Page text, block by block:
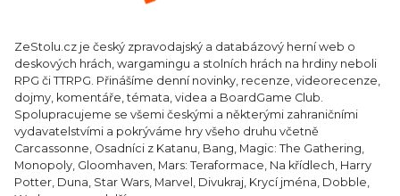
ZeStolu.cz je český zpravodajský a databázový herní web o
deskových hrách, wargamingu a stolních hrách na hrdiny neboli
RPG či TTRPG. Přinášíme denní novinky, recenze, videorecenze,
dojmy, komentáře, témata, videa a BoardGame Club.
Spolupracujeme se všemi českými a některými zahraničními
vydavatelstvími a pokrýváme hry všeho druhu včetně
Carcassonne, Osadníci z Katanu, Bang, Magic: The Gathering,
Monopoly, Gloomhaven, Mars: Teraformace, Na křídlech, Harry
Potter, Duna, Star Wars, Marvel, Divukraj, Krycí jména, Dobble,